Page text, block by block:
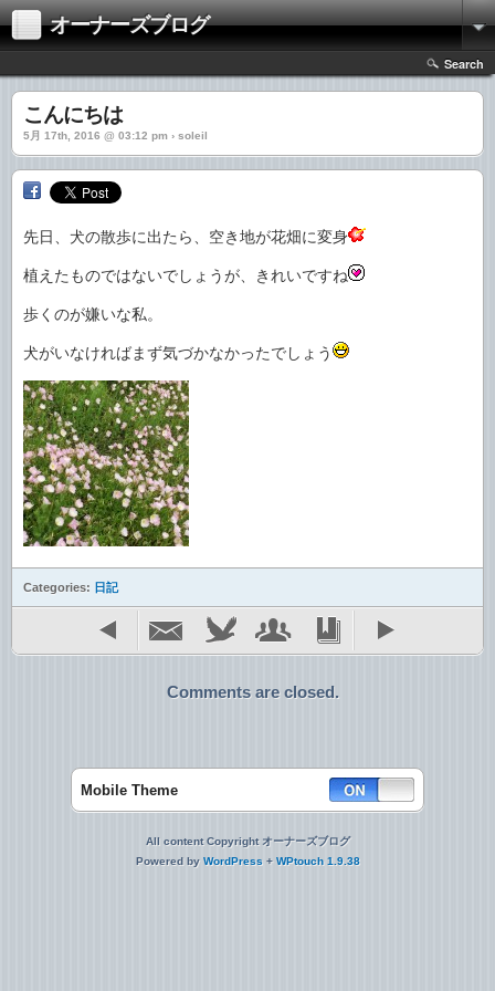
オーナーズブログ
Search
こんにちは
5月 17th, 2016 @ 03:12 pm › soleil
先日、犬の散歩に出たら、空き地が花畑に変身
植えたものではないでしょうが、きれいですね
歩くのが嫌いな私。
犬がいなければまず気づかなかったでしょう
Categories: 日記
Comments are closed.
Mobile Theme
All content Copyright オーナーズブログ
Powered by WordPress+ WPtouch 1.9.38